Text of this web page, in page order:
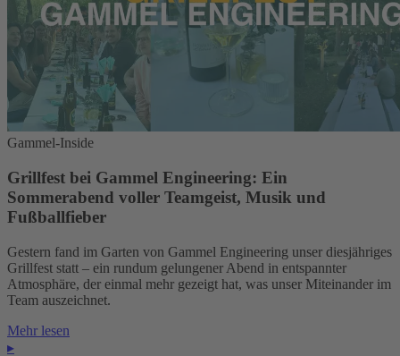
Gammel-Inside
Grillfest bei Gammel Engineering: Ein
Sommerabend voller Teamgeist, Musik und
Fußballfieber
Gestern fand im Garten von Gammel Engineering unser diesjähriges
Grillfest statt – ein rundum gelungener Abend in entspannter
Atmosphäre, der einmal mehr gezeigt hat, was unser Miteinander im
Team auszeichnet.
Mehr lesen
▸